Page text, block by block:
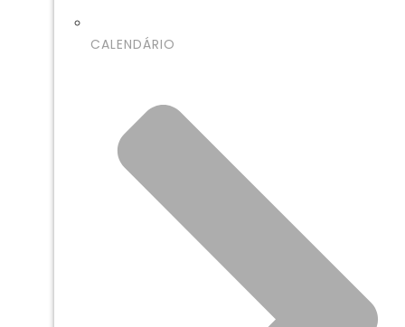
CALENDÁRIO